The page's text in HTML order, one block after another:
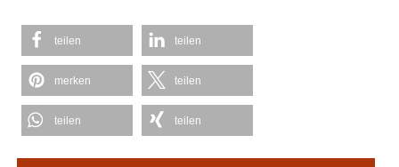
teilen teilen
merken teilen
teilen teilen